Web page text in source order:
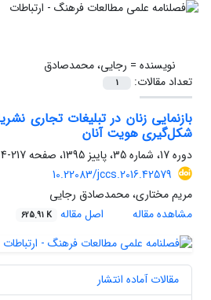
نویسنده = رجایی، محمدصادق
تعداد مقالات:
1
بازنمایی زنان در تبلیغات تجاری
شکل‌گیری هویت آنان
دوره 17، شماره 35، پاییز 1395، صفحه
217-244
10.22083/jccs.2016.42579
مریم مختاری، محمدصادق رجایی
مشاهده مقاله
اصل مقاله 625.91 K
مقالات آماده انتشار